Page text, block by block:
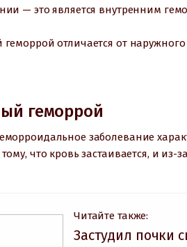
— это является внутренним
геморрой отличается от
геморрой
заболевание
что кровь застаивается, и из-
Читайте также:
Застудил почки